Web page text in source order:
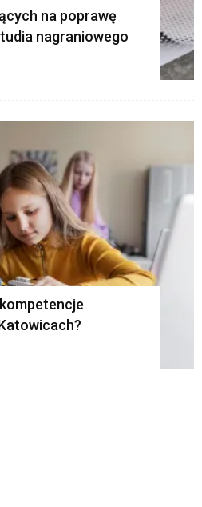
na poprawę
nagraniowego